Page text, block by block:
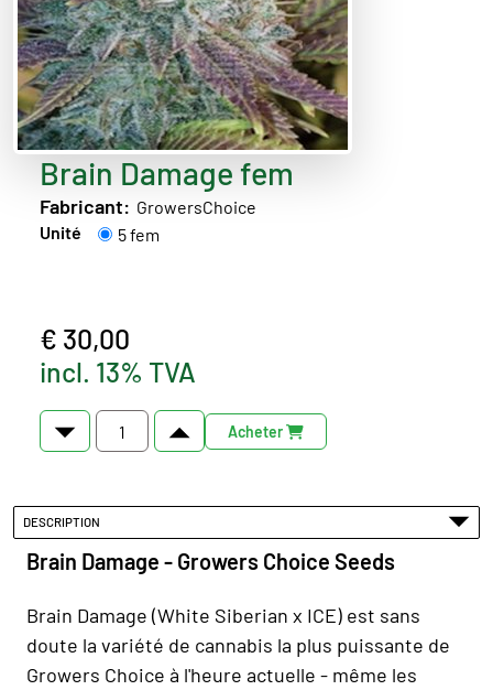
Brain Damage fem
Fabricant: GrowersChoice
Unité
5 fem
€ 30,00
incl. 13% TVA
Acheter
DESCRIPTION
Brain Damage - Growers Choice Seeds
Brain Damage (White Siberian x ICE) est sans
doute la variété de cannabis la plus puissante de
Growers Choice à l'heure actuelle - même les